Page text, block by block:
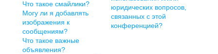
Что такое смайлики?
Могу ли я добавлять
изображения к
сообщениям?
Что такое важные
объявления?
юридических вопросов,
связанных с этой
конференцией?